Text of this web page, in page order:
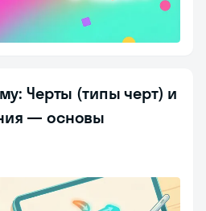
Черты (типы черт) и
— основы